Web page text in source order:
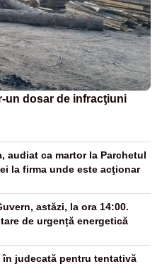
un dosar de infracţiuni
audiat ca martor la Parchetul
la firma unde este acţionar
astăzi, la ora 14:00.
de urgență energetică
în judecată pentru tentativă